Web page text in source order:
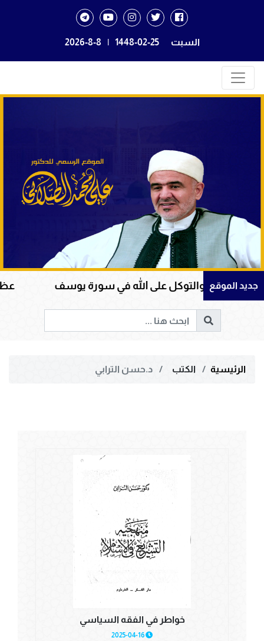
السبت 1448-02-25
|
2026-8-8
جديد الموقع
والتوكل على الله في سورة يوسف عظمة
الرئيسية الكتب د.حسن الترابي
خواطر في الفقه السياسي